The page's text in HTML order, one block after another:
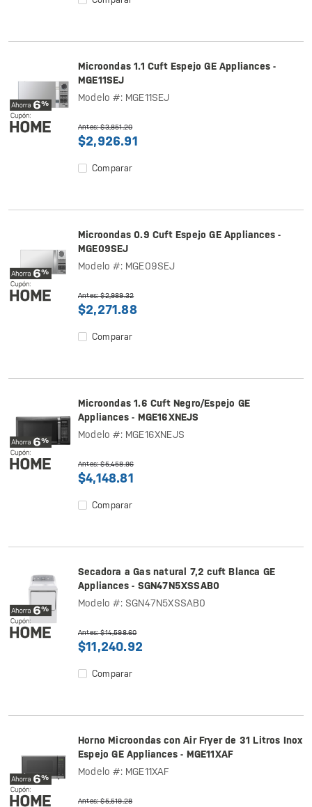
Microondas 1.1 Cuft Espejo GE Appliances -
MGE11SEJ
Modelo #: MGE11SEJ
Antes: $3,851.20
$2,926.91
Comparar
Microondas 0.9 Cuft Espejo GE Appliances -
MGE09SEJ
Modelo #: MGE09SEJ
Antes: $2,989.32
$2,271.88
Comparar
Microondas 1.6 Cuft Negro/Espejo GE
Appliances - MGE16XNEJS
Modelo #: MGE16XNEJS
Antes: $5,458.96
$4,148.81
Comparar
Secadora a Gas natural 7,2 cuft Blanca GE
Appliances - SGN47N5XSSAB0
Modelo #: SGN47N5XSSAB0
Antes: $14,598.60
$11,240.92
Comparar
Horno Microondas con Air Fryer de 31 Litros Inox
Espejo GE Appliances - MGE11XAF
Modelo #: MGE11XAF
Antes: $5,519.28